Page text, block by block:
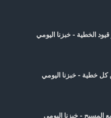
الخطية - خبزنا اليومي
كل خطية - خبزنا اليومي
المسيح - خبزنا اليومي